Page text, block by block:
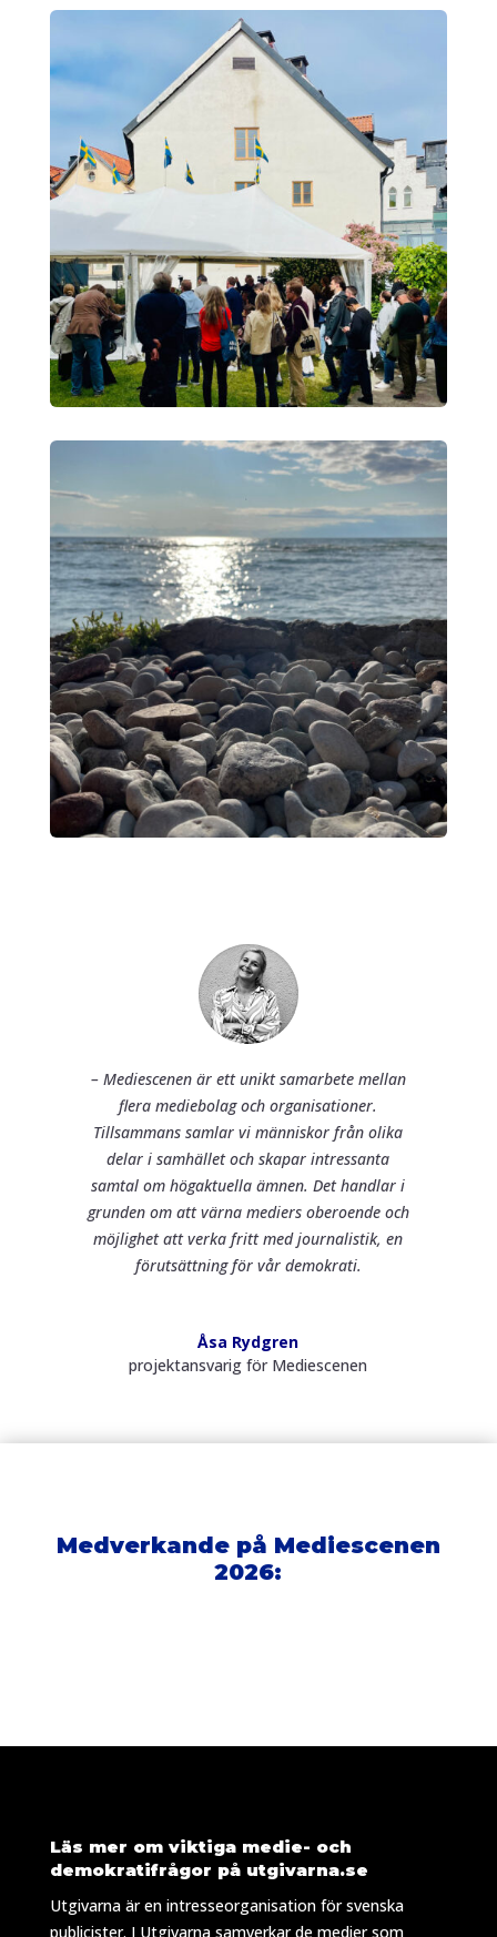
– Mediescenen är ett unikt samarbete mellan
flera mediebolag och organisationer.
Tillsammans samlar vi människor från olika
delar i samhället och skapar intressanta
samtal om högaktuella ämnen.Det handlar i
grunden om att värna mediers oberoende och
möjlighet att verka fritt med journalistik, en
förutsättning för vår demokrati.
Åsa Rydgren
projektansvarig för Mediescenen
Medverkande på Mediescenen
2026:
Läs mer om viktiga medie- och
demokratifrågor på utgivarna.se
Utgivarna är en intresseorganisation för svenska
publicister. I Utgivarna samverkar de medier som